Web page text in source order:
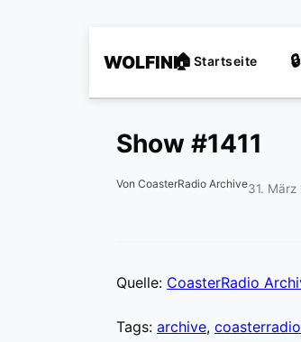
WOLFINI Startseite
Show #1411
Von CoasterRadio Archive31. März
Quelle: CoasterRadio
Tags: archive, coasterradio